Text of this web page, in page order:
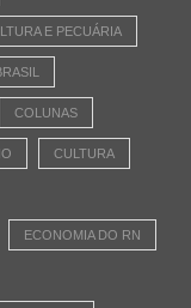
E PECUÁRIA
COLUNAS
CULTURA
ECONOMIA DO RN